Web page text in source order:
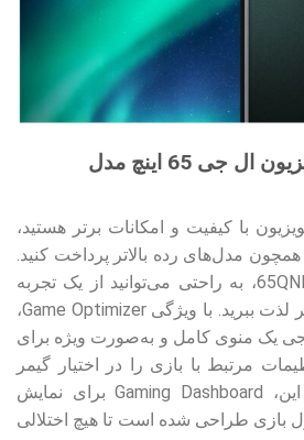
داشبورد گیم پلی تلویزیون ال جی 65 اینچ مدل
با کیفیت و امکانات برتر هستید،
همچون مدل‌های رده بالاتر پرداخت کنید.
با خرید تلویزیون 65QNED816، به راحتی می‌توانید از یک تجربه
بازی و مشاهده‌ی بی‌نظیر لذت ببرید. با ویژگی Game Optimizer،
یک منوی کامل و به‌صورت ویژه برای
مرتبط با بازی را در اختیار گیمر
قرار می‌دهد. علاوه بر این، Gaming Dashboard برای نمایش
طراحی شده است تا هیچ اختلالی